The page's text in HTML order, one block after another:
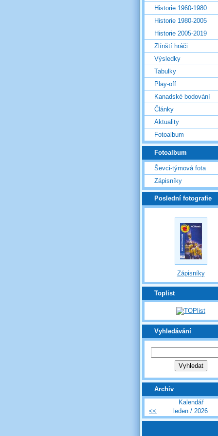
Historie 1960-1980
Historie 1980-2005
Historie 2005-2019
Zlínští hráči
Výsledky
Tabulky
Play-off
Kanadské bodování
Články
Aktuality
Fotoalbum
Fotoalbum
Ševci-týmová fota
Zápisníky
Poslední fotografie
Zápisníky
Toplist
Vyhledávání
Archiv
Kalendář
<<
leden / 2026